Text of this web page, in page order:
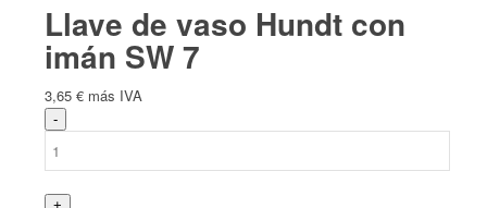
Llave de vaso Hundt con
imán SW 7
3,65 € más IVA